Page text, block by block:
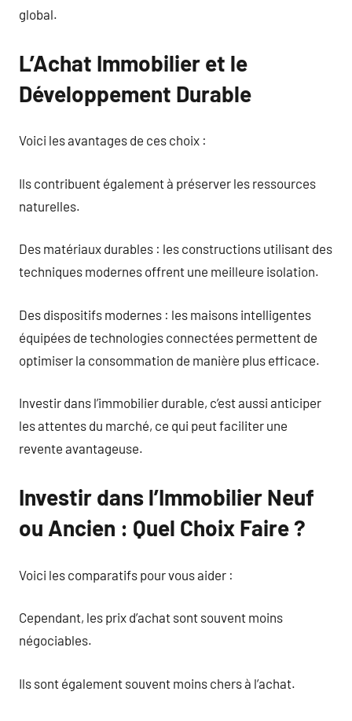
global.
L’Achat Immobilier et le
Développement Durable
Voici les avantages de ces choix :
Ils contribuent également à préserver les ressources
naturelles.
Des matériaux durables : les constructions utilisant des
techniques modernes offrent une meilleure isolation.
Des dispositifs modernes : les maisons intelligentes
équipées de technologies connectées permettent de
optimiser la consommation de manière plus efficace.
Investir dans l’immobilier durable, c’est aussi anticiper
les attentes du marché, ce qui peut faciliter une
revente avantageuse.
Investir dans l’Immobilier Neuf
ou Ancien : Quel Choix Faire ?
Voici les comparatifs pour vous aider :
Cependant, les prix d’achat sont souvent moins
négociables.
Ils sont également souvent moins chers à l’achat.